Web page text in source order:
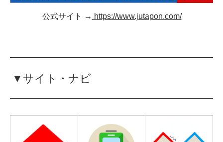
公式サイト → https://www.jutapon.com/
▼サイト・ナビ